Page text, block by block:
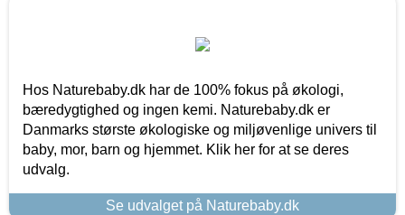
Hos Naturebaby.dk har de 100% fokus på økologi,
bæredygtighed og ingen kemi. Naturebaby.dk er
Danmarks største økologiske og miljøvenlige univers til
baby, mor, barn og hjemmet. Klik her for at se deres
udvalg.
Se udvalget på Naturebaby.dk